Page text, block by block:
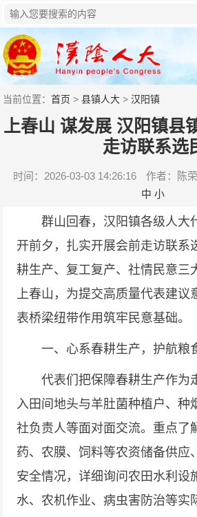
当前位置：首页 >县镇人大 >汉阳镇
上春山 谋发展 汉阳镇县
走访联系选
时间：2026-03-03 14:26:16 作者：陈
中 小
群山回春，汉阳镇各级人大
开前夕，扎实开展会前走访联系
耕生产、复工复产、社情民意三
上春山，为提交高质量代表建议
表桥梁纽带作用筑牢民意基础。
一、心系春耕生产，护航粮
代表们把保障春耕生产作为
入田间地头与羊肚菌种植户、种
社负责人等面对面交流。重点了
药、农膜、饲料等农资储备供应
安全情况，详细询问农田水利设
水、农机作业、病虫害防治等实